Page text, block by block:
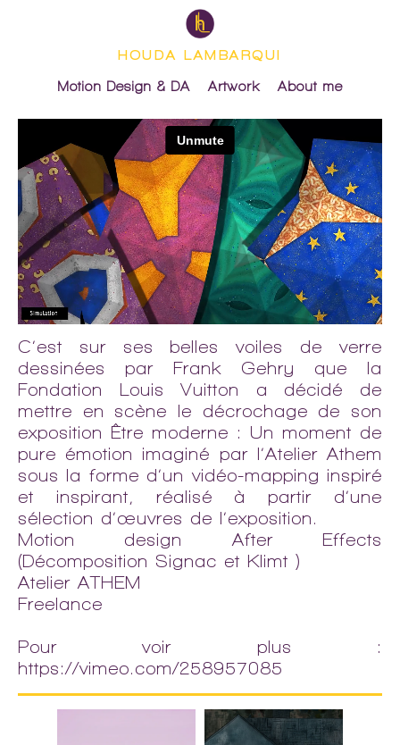
HOUDA LAMBARQUI
Motion Design & DA Artwork About me
C’est sur ses belles voiles de verre
dessinées par Frank Gehry que la
Fondation Louis Vuitton a décidé de
mettre en scène le décrochage de son
exposition Être moderne : Un moment de
pure émotion imaginé par l’Atelier Athem
sous la forme d’un vidéo-mapping inspiré
et inspirant, réalisé à partir d’une
sélection d’œuvres de l’exposition.
Motion design After Effects
(Décomposition Signac et Klimt )
Atelier ATHEM
Freelance
Pour voir plus :
https://vimeo.com/258957085